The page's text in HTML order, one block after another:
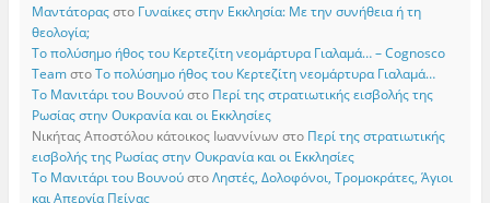
Μαντάτοραςστο Γυναίκες στην Εκκλησία: Με την συνήθεια ή τη
θεολογία;
Το πολύσημο ήθος του Κερτεζίτη νεομάρτυρα Γιαλαμά… – Cognosco
TeamστοΤο πολύσημο ήθος του Κερτεζίτη νεομάρτυρα Γιαλαμά…
Το Μανιτάρι του Βουνούστο Περί της στρατιωτικής εισβολής της
Ρωσίας στην Ουκρανία και οι Εκκλησίες
Νικήτας Αποστόλου κάτοικος Ιωαννίνων στο Περί της στρατιωτικής
εισβολής της Ρωσίας στην Ουκρανία και οι Εκκλησίες
Το Μανιτάρι του ΒουνούστοΛηστές, Δολοφόνοι, Τρομοκράτες, Άγιοι
και Απεργία Πείνας